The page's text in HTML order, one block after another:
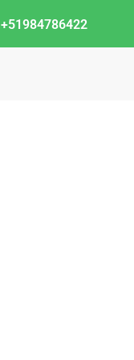
+51984786422